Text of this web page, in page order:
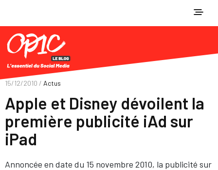
15/12/2010 / Actus
Apple et Disney dévoilent la
première publicité iAd sur
iPad
Annoncée en date du 15 novembre 2010, la publicité sur